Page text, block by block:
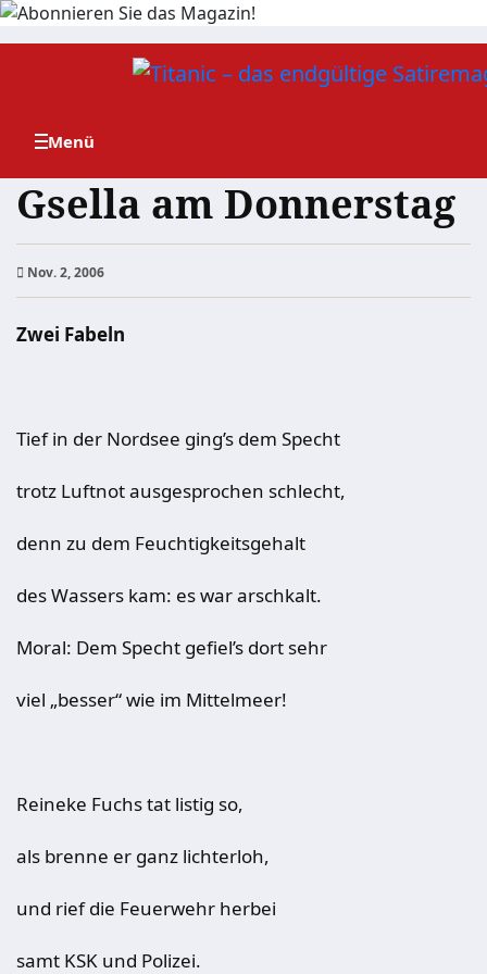
Zum
Gsella am Donnerstag
Nov. 2, 2006
Zwei Fabeln
Tief in der Nordsee ging’s dem Specht
trotz Luftnot ausgesprochen schlecht,
denn zu dem Feuchtigkeitsgehalt
des Wassers kam: es war arschkalt.
Moral: Dem Specht gefiel’s dort sehr
viel „besser“ wie im Mittelmeer!
Reineke Fuchs tat listig so,
als brenne er ganz lichterloh,
und rief die Feuerwehr herbei
samt KSK und Polizei.